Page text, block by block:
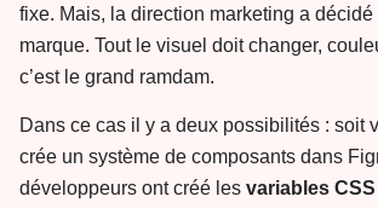
fixe. Mais, la direction marketing a
marque. Tout le visuel doit changer,
c’est le grand ramdam.
Dans ce cas il y a deux possibilités : soit
crée un système de composants dans
développeurs ont créé les variables CSS